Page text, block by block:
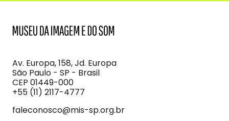
Imagem
e
do
Som
Av. Europa, 158, Jd. Europa
São Paulo - SP - Brasil
CEP 01449-000
+55 (11) 2117-4777
faleconosco@mis-sp.org.br